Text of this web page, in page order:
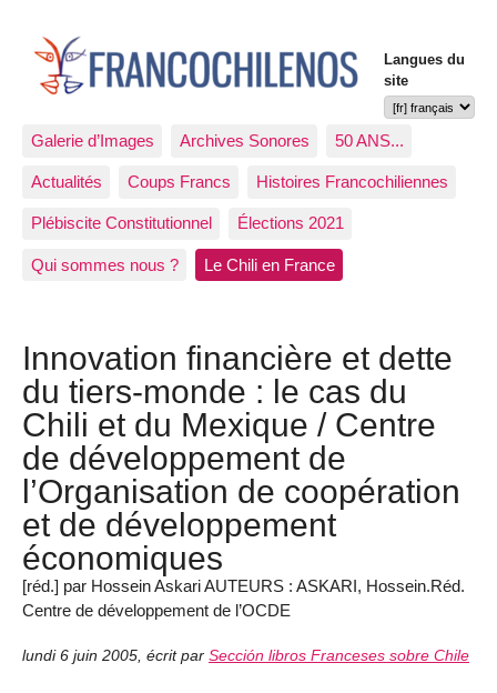
Langues du
site
Galerie d’Images Archives Sonores 50 ANS...
Actualités Coups Francs Histoires Francochiliennes
Plébiscite Constitutionnel Élections 2021
Qui sommes nous ? Le Chili en France
Innovation financière et dette
du tiers-monde : le cas du
Chili et du Mexique / Centre
de développement de
l’Organisation de coopération
et de développement
économiques
[réd.] par Hossein Askari AUTEURS : ASKARI, Hossein.Réd.
Centre de développement de l’OCDE
lundi 6 juin 2005, écrit par Sección libros Franceses sobre Chile